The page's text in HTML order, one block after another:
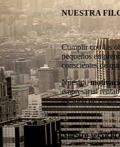
NUESTRA
Cumplir con las
pequeños
conscientes de
Nuestra
empresarial
asesoría de
Nuestro servicio